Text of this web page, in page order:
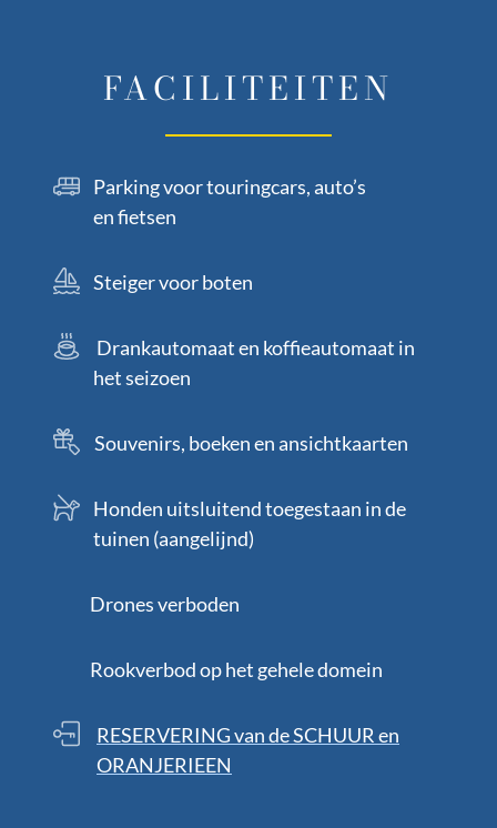
FACILITEITEN
Parking voor touringcars, auto’s
en fietsen
Steiger voor boten
Drankautomaat en koffieautomaat in
het seizoen
Souvenirs, boeken en ansichtkaarten
Honden uitsluitend toegestaan in de
tuinen (aangelijnd)
Drones verboden
Rookverbod op het gehele domein
RESERVERING van de SCHUUR en
ORANJERIEEN